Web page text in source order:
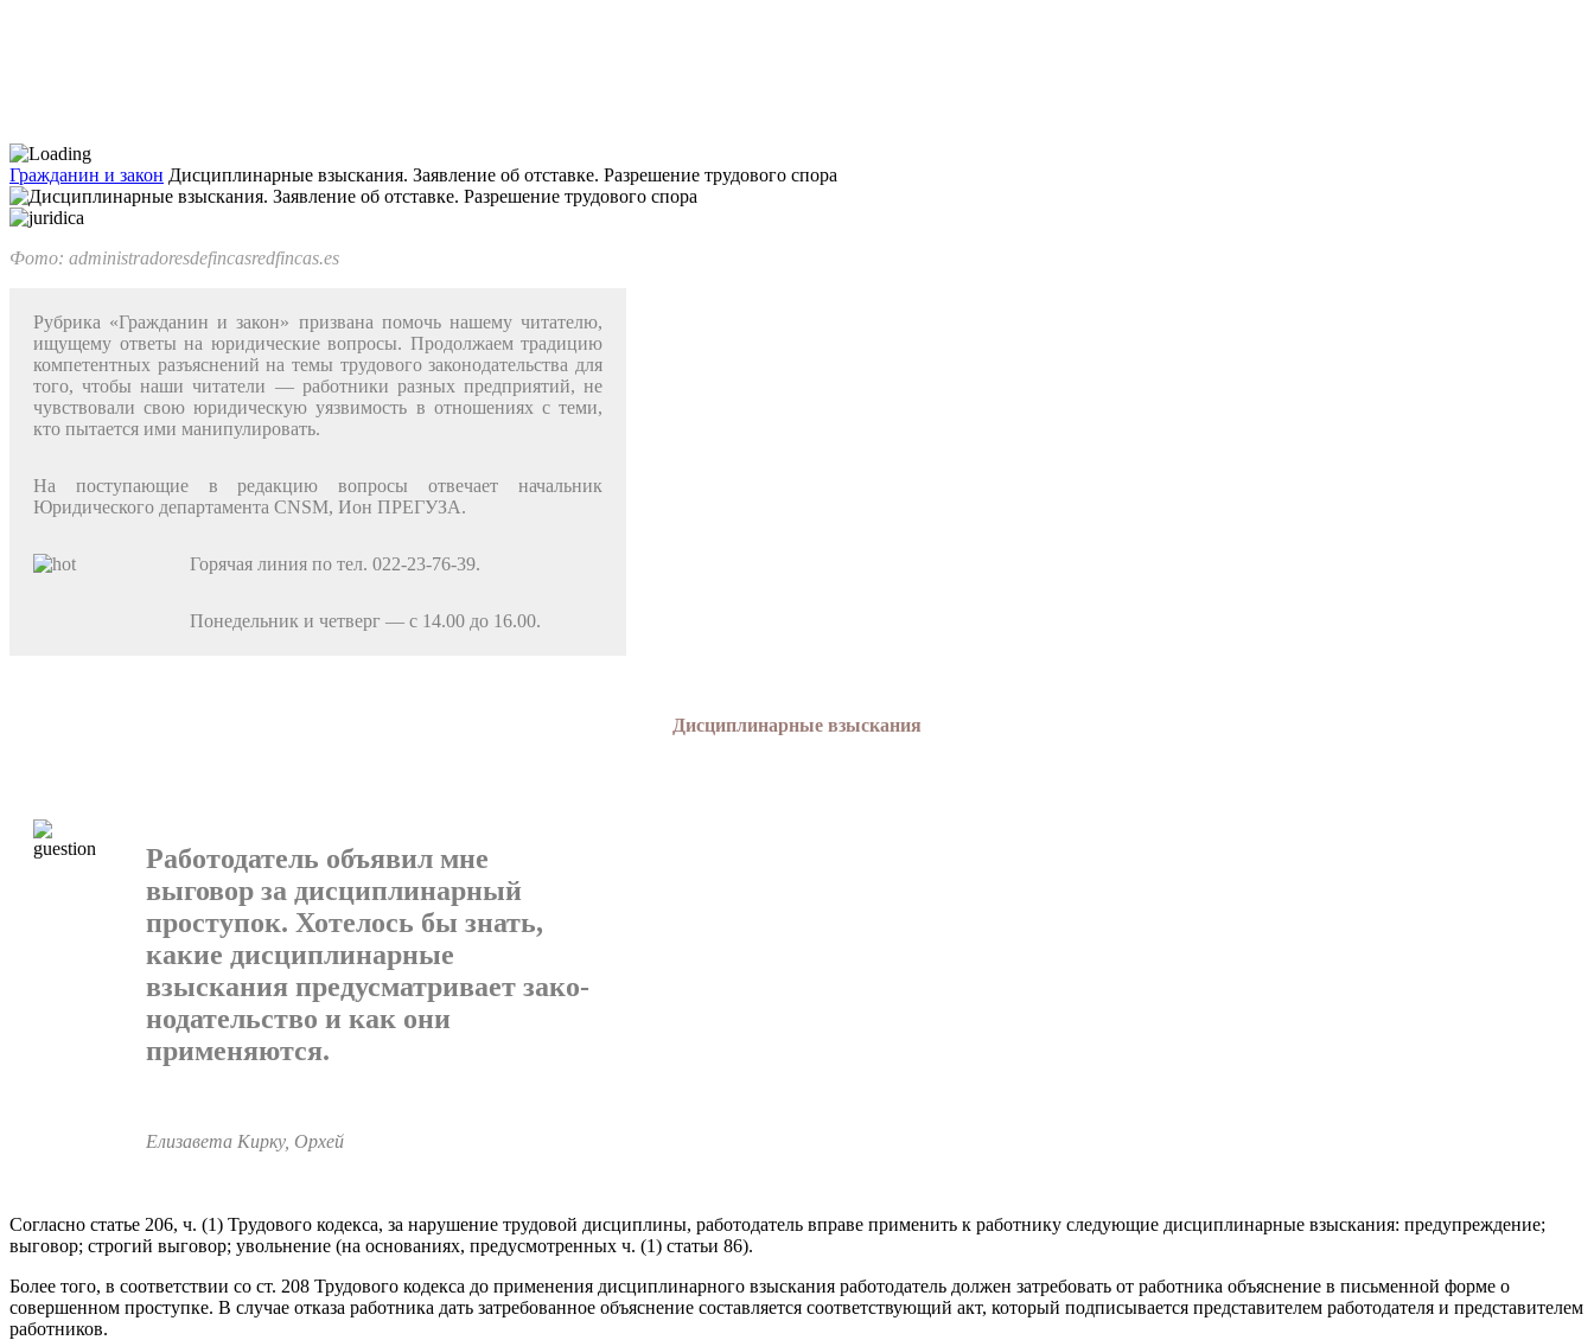
Гражданин и закон Дисциплинарные взыскания. Заявление об отставке. Разрешение трудового спора
Фото: administradoresdefincasredfincas.es
Рубрика «Гражданин и закон» при­звана помочь нашему читателю,
ищущему ответы на юридические во­просы. Продолжаем традицию
ком­петентных разъяснений на темы тру­дового законодатель­ства для
того, чтобы наши читатели — работники разных предприятий, не
чувствовали свою юридическую уязвимость в отношениях с теми,
кто пытается ими манипу­лировать.
На поступающие в редакцию вопросы отвечает на­чальник
Юридического департамента CNSM, Ион ПРЕГУЗА.
Горячая линия по тел. 022-23-76-39.
Понедельник и четверг — с 14.00 до 16.00.
Дисциплинарные взыскания
Работодатель объявил мне
выговор за дисципли­нарный
проступок. Хотелось бы знать,
какие дис­циплинарные
взыскания предусматривает зако­
нодательство и как они
применяются.
Елизавета Кирку, Орхей
Согласно статье 206, ч. (1) Трудового кодекса, за нарушение трудовой дисциплины, работодатель вправе применить к ра­ботнику следующие дисциплинарные взыскания: предупреж­дение;
выговор; строгий выговор; увольнение (на основаниях, предусмотренных ч. (1) статьи 86).
Более того, в соответствии со ст. 208 Трудового кодекса до применения дисциплинарного взыскания работодатель дол­жен затребовать от работника объяснение в письменной фор­ме о
совершенном проступке. В случае отказа работника дать затребованное объяснение составляется соответствующий акт, который подписывается представителем работодателя и представителем
работников.